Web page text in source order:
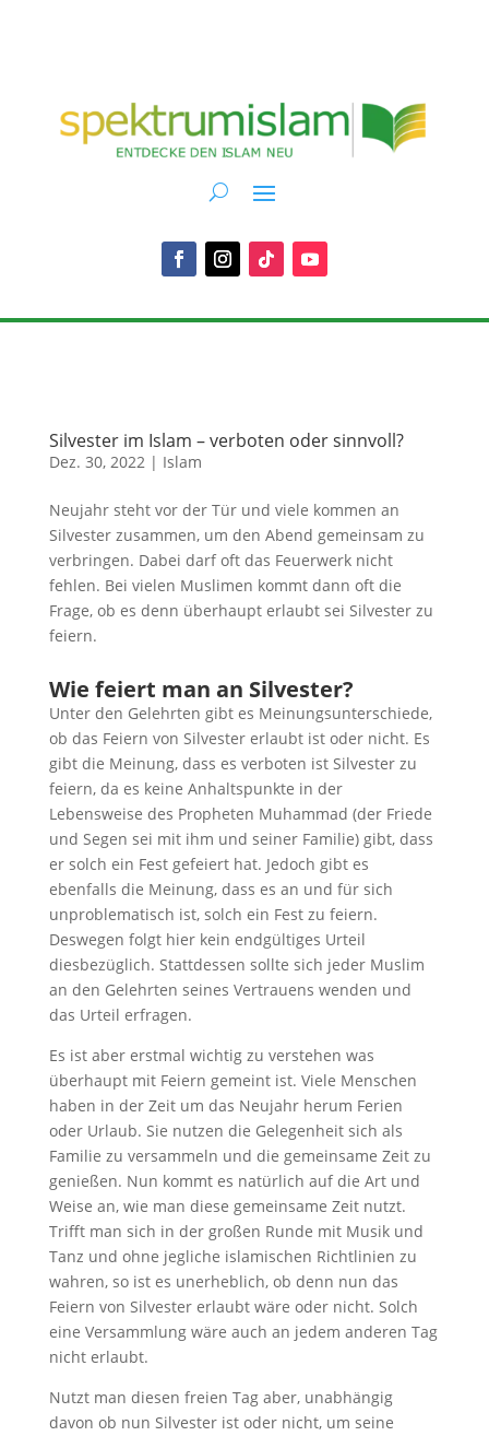
Silvester im Islam – verboten oder sinnvoll?
Dez. 30, 2022| Islam
Neujahr steht vor der Tür und viele kommen an
Silvester zusammen, um den Abend gemeinsam zu
verbringen. Dabei darf oft das Feuerwerk nicht
fehlen. Bei vielen Muslimen kommt dann oft die
Frage, ob es denn überhaupt erlaubt sei Silvester zu
feiern.
Wie feiert man an Silvester?
Unter den Gelehrten gibt es Meinungsunterschiede,
ob das Feiern von Silvester erlaubt ist oder nicht. Es
gibt die Meinung, dass es verboten ist Silvester zu
feiern, da es keine Anhaltspunkte in der
Lebensweise des Propheten Muhammad (der Friede
und Segen sei mit ihm und seiner Familie) gibt, dass
er solch ein Fest gefeiert hat. Jedoch gibt es
ebenfalls die Meinung, dass es an und für sich
unproblematisch ist, solch ein Fest zu feiern.
Deswegen folgt hier kein endgültiges Urteil
diesbezüglich. Stattdessen sollte sich jeder Muslim
an den Gelehrten seines Vertrauens wenden und
das Urteil erfragen.
Es ist aber erstmal wichtig zu verstehen was
überhaupt mit Feiern gemeint ist. Viele Menschen
haben in der Zeit um das Neujahr herum Ferien
oder Urlaub. Sie nutzen die Gelegenheit sich als
Familie zu versammeln und die gemeinsame Zeit zu
genießen. Nun kommt es natürlich auf die Art und
Weise an, wie man diese gemeinsame Zeit nutzt.
Trifft man sich in der großen Runde mit Musik und
Tanz und ohne jegliche islamischen Richtlinien zu
wahren, so ist es unerheblich, ob denn nun das
Feiern von Silvester erlaubt wäre oder nicht. Solch
eine Versammlung wäre auch an jedem anderen Tag
nicht erlaubt.
Nutzt man diesen freien Tag aber, unabhängig
davon ob nun Silvester ist oder nicht, um seine